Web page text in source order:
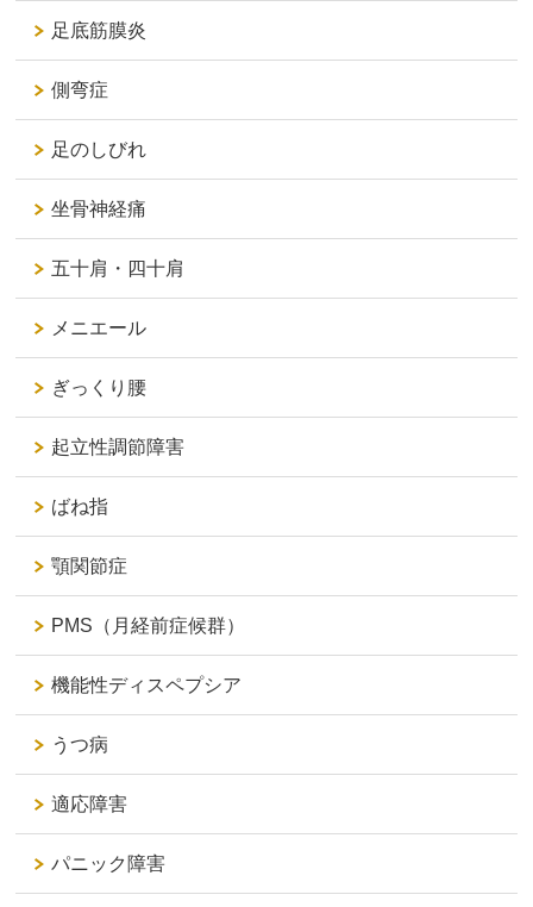
足底筋膜炎
側弯症
足のしびれ
坐骨神経痛
五十肩・四十肩
メニエール
ぎっくり腰
起立性調節障害
ばね指
顎関節症
PMS（月経前症候群）
機能性ディスペプシア
うつ病
適応障害
パニック障害